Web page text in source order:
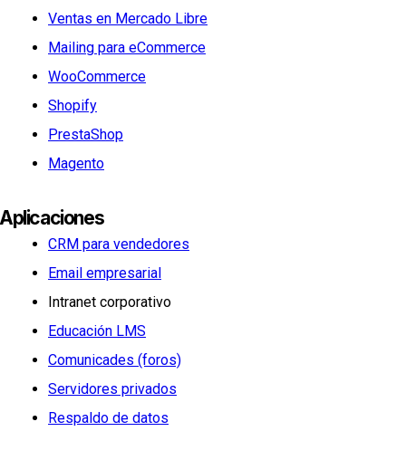
Ventas en Mercado Libre
Mailing para eCommerce
WooCommerce
Shopify
PrestaShop
Magento
Aplicaciones
CRM para vendedores
Email empresarial
Intranet corporativo
Educación LMS
Comunicades (foros)
Servidores privados
Respaldo de datos